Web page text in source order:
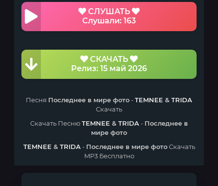
СЛУШАТЬ
Слушали: 163
СКАЧАТЬ
Релиз: 15 май 2026
Песня Последнее в мире фото-TEMNEE & TRIDA
Скачать
Скачать ПеснюTEMNEE & TRIDA- Последнее в
мире фото
TEMNEE & TRIDA- Последнее в мире фотоСкачать
MP3 Бесплатно